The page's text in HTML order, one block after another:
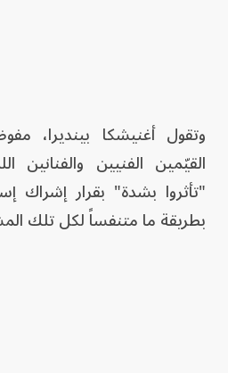
وتقول أغنيشكا بينديرا،
القيّمين الفنيين والفنانين
"تأثروا بشدة" بقرار إشراك
بطريقة ما متنفساً لكل تلك